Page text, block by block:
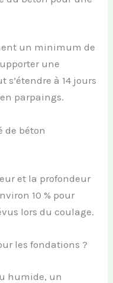
un minimum de
une
s’étendre à 14 jours
parpaings.
de béton
et la profondeur
10 % pour
lors du coulage.
les fondations ?
humide, un